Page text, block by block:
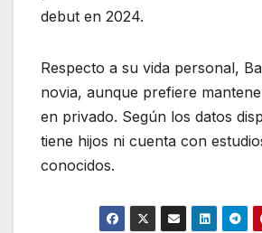
debut en 2024.
Respecto a su vida personal,
novia, aunque prefiere
en privado. Según los datos
tiene hijos ni cuenta con
conocidos.